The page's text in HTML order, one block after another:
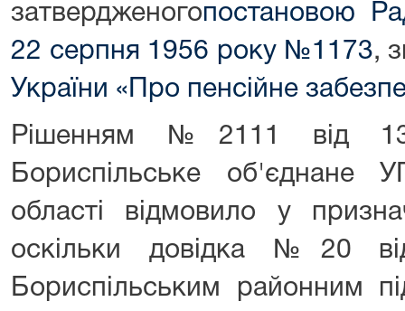
затвердженогопостановою
22 серпня 1956 року №1173,
України «Про пенсійне
Рішенням №2111 від
Бориспільське об'єднане
області відмовило у
оскільки довідка №20
Бориспільським районним